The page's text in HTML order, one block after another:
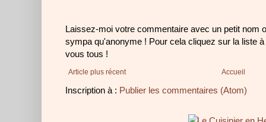
Laissez-moi votre commentaire avec un petit nom
sympa qu'anonyme ! Pour cela cliquez sur la liste
vous tous !
Article plus récent Accueil
Inscription à : Publier les commentaires (Atom)